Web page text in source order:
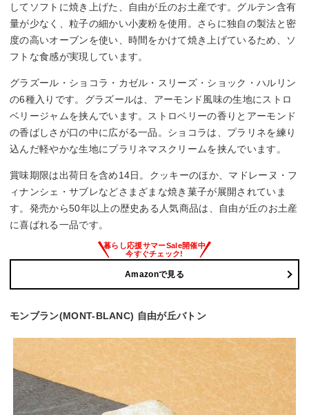
してソフトに焼き上げた、自由が丘のお土産です。グルテン含有
量が少なく、粒子の細かい小麦粉を使用。さらに独自の製法と密
度の高いオーブンを使い、時間をかけて焼き上げているため、ソ
フトな食感が実現しています。
グラズール・ショコラ・カゼル・スリーズ・ショック・ハルリン
の6種入りです。グラズールは、アーモンド風味の生地にストロ
ベリージャムを挟んでいます。ストロベリーの香りとアーモンド
の香ばしさが口の中に広がる一品。ショコラは、プラリネを練り
込んだ軽やかな生地にプラリネマスクリームを挟んでいます。
賞味期限は出荷日を含め14日。クッキーのほか、マドレーヌ・フ
ィナンシェ・サブレなどさまざまな焼き菓子が展開されていま
す。発売から50年以上の歴史ある人気商品は、自由が丘のお土産
に喜ばれる一品です。
Amazonで見る
モンブラン(MONT-BLANC) 自由が丘バトン